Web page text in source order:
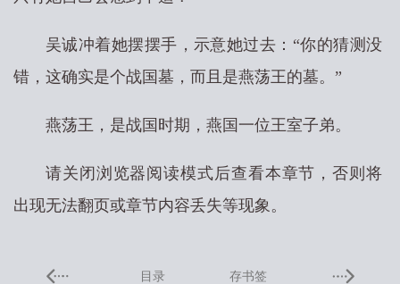
吴诚冲着她摆摆手，示意她过去：“你的猜测没
错，这确实是个战国墓，而且是燕荡王的墓。”
燕荡王，是战国时期，燕国一位王室子弟。
请关闭浏览器阅读模式后查看本章节，否则将
出现无法翻页或章节内容丢失等现象。
目录 存书签